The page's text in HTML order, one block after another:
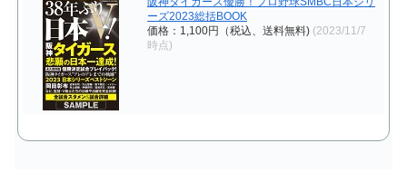
ーズ2023総括BOOK
価格：1,100円（税込、送料無料) (2023/11/7
時点)